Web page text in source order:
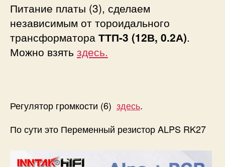
Питание платы (3), сделаем
независимым от тороидального
трансформатора ТТП-3 (12В, 0.2А).
Можно взять здесь.
Регулятор громкости (6) здесь.
По сути это Переменный резистор ALPS RK27